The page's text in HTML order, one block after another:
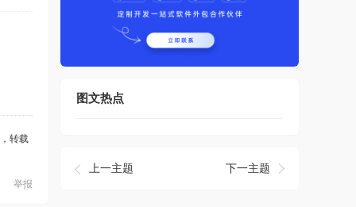
转载
举报
图文热点
上一主题 下一主题